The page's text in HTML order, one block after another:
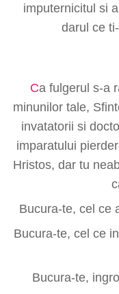
imputernicitul si
darul ce
Ca fulgerul s-a
minunilor tale,
invatatorii si
imparatului
Hristos, dar tu
Bucura-te, cel ce
Bucura-te, cel ce
Bucura-te,